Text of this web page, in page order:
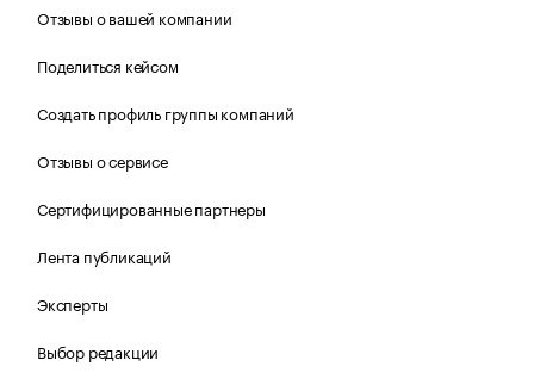
Отзывы о вашей компании
Поделиться кейсом
Создать профиль группы компаний
Отзывы о сервисе
Сертифицированные партнеры
Лента публикаций
Эксперты
Выбор редакции